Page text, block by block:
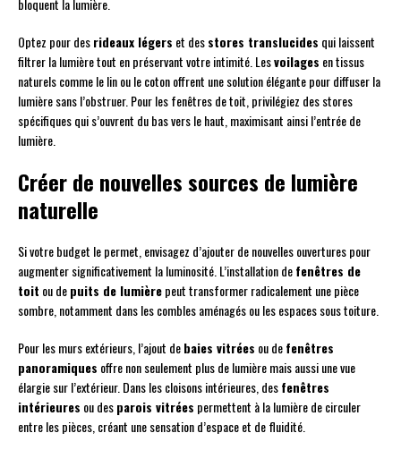
bloquent la lumière.
Optez pour desrideaux légers et desstores translucides qui laissent
filtrer la lumière tout en préservant votre intimité. Lesvoilages en tissus
naturels comme le lin ou le coton offrent une solution élégante pour diffuser la
lumière sans l’obstruer. Pour les fenêtres de toit, privilégiez des stores
spécifiques qui s’ouvrent du bas vers le haut, maximisant ainsi l’entrée de
lumière.
Créer de nouvelles sources de lumière
naturelle
Si votre budget le permet, envisagez d’ajouter de nouvelles ouvertures pour
augmenter significativement la luminosité. L’installation defenêtres de
toit ou depuits de lumièrepeut transformer radicalement une pièce
sombre, notamment dans les combles aménagés ou les espaces sous toiture.
Pour les murs extérieurs, l’ajout debaies vitrées ou defenêtres
panoramiques offre non seulement plus de lumière mais aussi une vue
élargie sur l’extérieur. Dans les cloisons intérieures, desfenêtres
intérieures ou desparois vitrées permettent à la lumière de circuler
entre les pièces, créant une sensation d’espace et de fluidité.